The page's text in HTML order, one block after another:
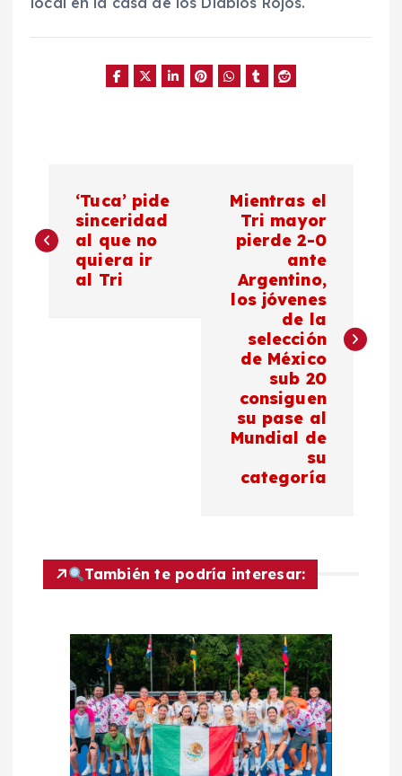
a
n
‘Tuca’ pide
sinceridad
al que no
quiera ir
al Tri
Mientras el
Tri mayor
pierde 2-0
ante
Argentino,
los jóvenes
de la
selección
de México
sub 20
consiguen
su pase al
Mundial de
su
categoría
También te podría interesar: